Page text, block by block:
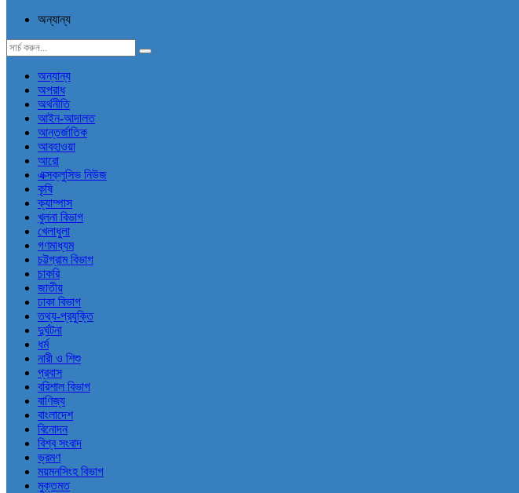
অন্যান্য
অন্যান্য
অপরাধ
অর্থনীতি
আইন-আদালত
আন্তর্জাতিক
আবহাওয়া
আরো
এক্সক্লুসিভ নিউজ
কৃষি
ক্যাম্পাস
খুলনা বিভাগ
খেলাধুলা
গণমাধ্যম
চট্টগ্রাম বিভাগ
চাকরি
জাতীয়
ঢাকা বিভাগ
তথ্য-প্রযুক্তি
দুর্ঘটনা
ধর্ম
নারী ও শিশু
প্রবাস
বরিশাল বিভাগ
বাণিজ্য
বাংলাদেশ
বিনোদন
বিশ্ব সংবাদ
ভ্রমণ
ময়মনসিংহ বিভাগ
মুক্তমত